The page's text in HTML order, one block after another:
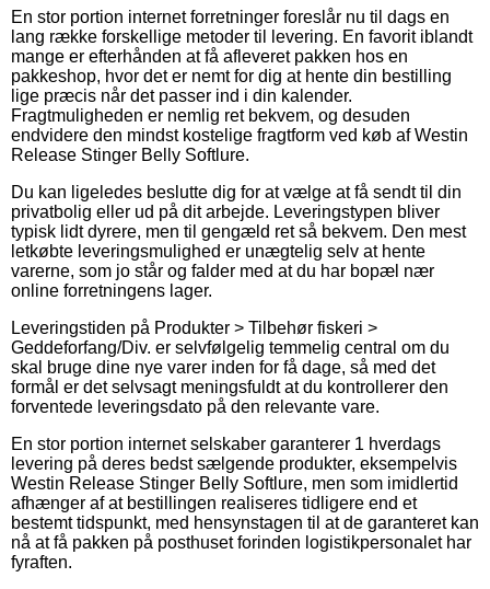
En stor portion internet forretninger foreslår nu til dags en
lang række forskellige metoder til levering. En favorit iblandt
mange er efterhånden at få afleveret pakken hos en
pakkeshop, hvor det er nemt for dig at hente din bestilling
lige præcis når det passer ind i din kalender.
Fragtmuligheden er nemlig ret bekvem, og desuden
endvidere den mindst kostelige fragtform ved køb af Westin
Release Stinger Belly Softlure.
Du kan ligeledes beslutte dig for at vælge at få sendt til din
privatbolig eller ud på dit arbejde. Leveringstypen bliver
typisk lidt dyrere, men til gengæld ret så bekvem. Den mest
letkøbte leveringsmulighed er unægtelig selv at hente
varerne, som jo står og falder med at du har bopæl nær
online forretningens lager.
Leveringstiden på Produkter > Tilbehør fiskeri >
Geddeforfang/Div. er selvfølgelig temmelig central om du
skal bruge dine nye varer inden for få dage, så med det
formål er det selvsagt meningsfuldt at du kontrollerer den
forventede leveringsdato på den relevante vare.
En stor portion internet selskaber garanterer 1 hverdags
levering på deres bedst sælgende produkter, eksempelvis
Westin Release Stinger Belly Softlure, men som imidlertid
afhænger af at bestillingen realiseres tidligere end et
bestemt tidspunkt, med hensynstagen til at de garanteret kan
nå at få pakken på posthuset forinden logistikpersonalet har
fyraften.